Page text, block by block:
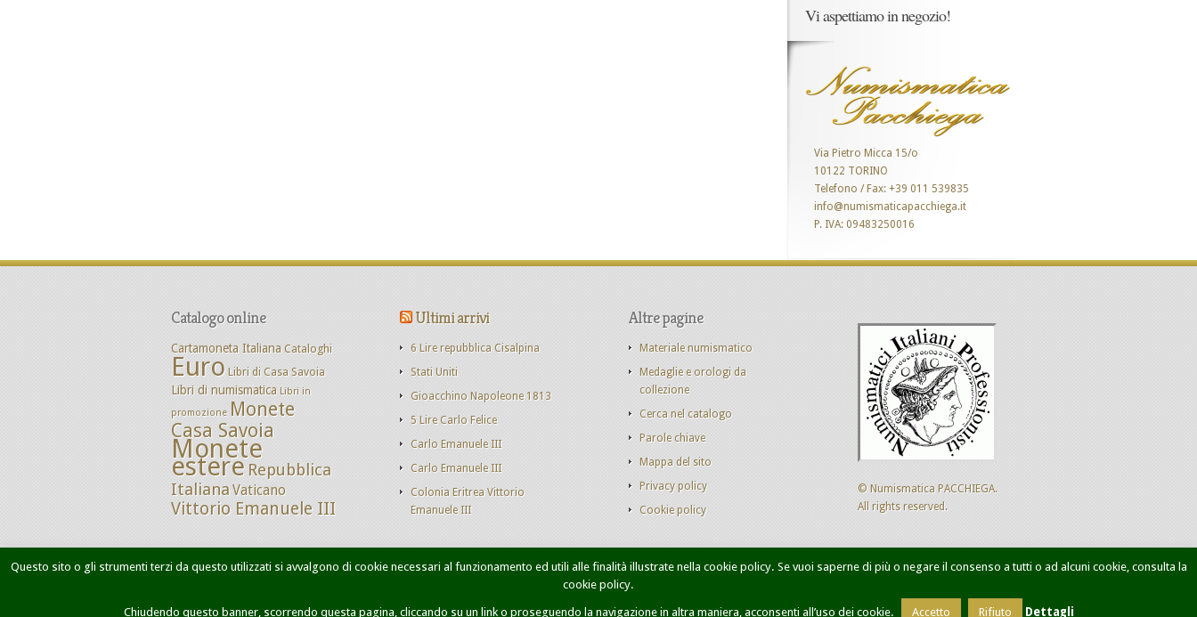
Vi aspettiamo in negozio!
Via Pietro Micca 15/o
10122 TORINO
Telefono / Fax: +39 011 539835
info@numismaticapacchiega.it
P. IVA: 09483250016
Catalogo online
Cartamoneta Italiana Cataloghi
Euro Libri di Casa Savoia
Libri di numismatica Libri in
promozione Monete
Casa Savoia
Monete
estere Repubblica
ItalianaVaticano
Vittorio Emanuele III
Ultimi arrivi
6 Lire repubblica Cisalpina
Stati Uniti
Gioacchino Napoleone 1813
5 Lire Carlo Felice
Carlo Emanuele III
Carlo Emanuele III
Colonia Eritrea Vittorio
Emanuele III
Altre pagine
Materiale numismatico
Medaglie e orologi da
collezione
Cerca nel catalogo
Parole chiave
Mappa del sito
Privacy policy
Cookie policy
© Numismatica PACCHIEGA.
All rights reserved.
Home Dove siamo Monete Casa Savoia Catalogo monete Contatti Ricerca avanzata Designed by Sol Levante
Questo sito o gli strumenti terzi da questo utilizzati si avvalgono di cookie necessari al funzionamento ed utili alle finalità illustrate nella cookie policy. Se vuoi saperne di più o negare il consenso a tutti o ad alcuni cookie, consulta la
cookie policy.
Chiudendo questo banner, scorrendo questa pagina, cliccando su un link o proseguendo la navigazione in altra maniera, acconsenti all’uso dei cookie. Accetto Rifiuto Dettagli